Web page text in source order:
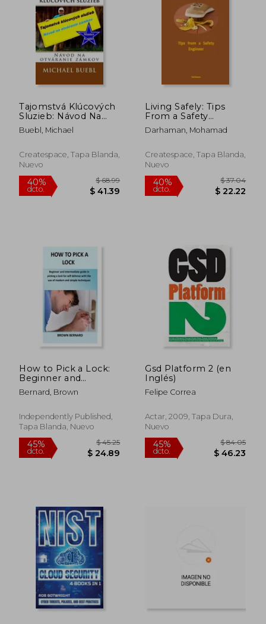
45%
dcto.
$ 449.94
$ 247.47
40%
Tajomstvá Klúcových
Sluzieb: Návod Na
Otváranie Zámkov
Buebl, Michael
Createspace, Tapa Blanda,
Nuevo
40%
dcto.
Living Safely: Tips
From a Safety
Engineer (en Inglés)
Darhaman, Mohamad
Createspace, Tapa Blanda,
Nuevo
40%
How to Pick a Lock:
Beginner and
intermediate guide in
picking a lock for self
modern and simple
techniques (en
Bernard, Brown
Independently Published,
Tapa Blanda, Nuevo
45%
Gsd Platform 2 (en
Inglés)
Felipe Correa
Actar, 2009, Tapa Dura,
Nuevo
45% $